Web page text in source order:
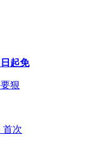
起免
狠
首次